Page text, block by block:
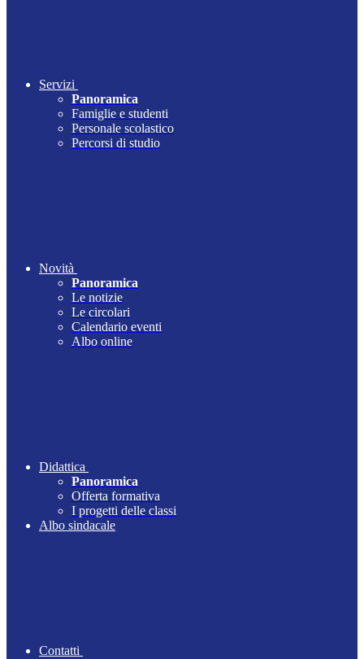
Servizi
Panoramica
Famiglie e studenti
Personale scolastico
Percorsi di studio
Novità
Panoramica
Le notizie
Le circolari
Calendario eventi
Albo online
Didattica
Panoramica
Offerta formativa
I progetti delle classi
Albo sindacale
Contatti